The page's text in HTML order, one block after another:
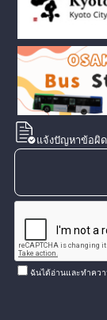
แจ้งปัญหาข้อผิ
ฉันได้อ่านและทำควา